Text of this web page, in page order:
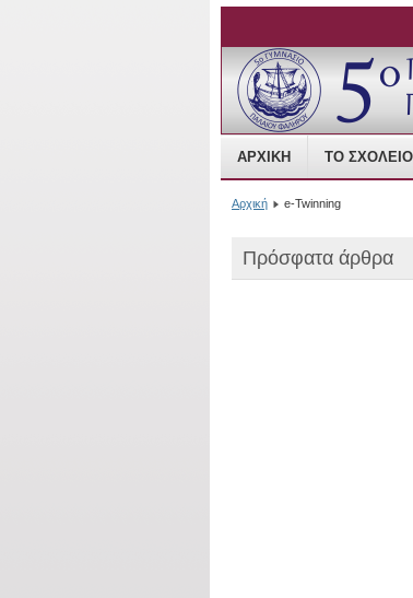
Open Source
ΑΡΧΙΚΉ ΤΟ
Αρχική e-Twinning
Πρόσφατα άρθρα